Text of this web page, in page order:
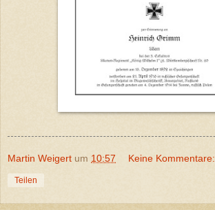
Martin Weigert um 10:57 Keine Kommentare:
Teilen